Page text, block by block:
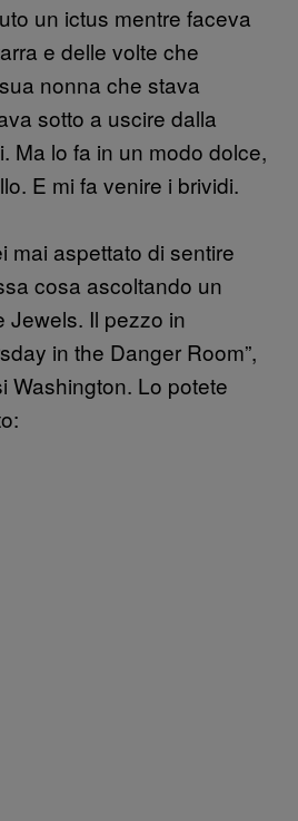
un ictus mentre faceva
e delle volte che
nonna che stava
sotto a uscire dalla
Ma lo fa in un modo dolce,
E mi fa venire i brividi.
mai aspettato di sentire
cosa ascoltando un
Jewels. Il pezzo in
in the Danger Room”,
Washington. Lo potete